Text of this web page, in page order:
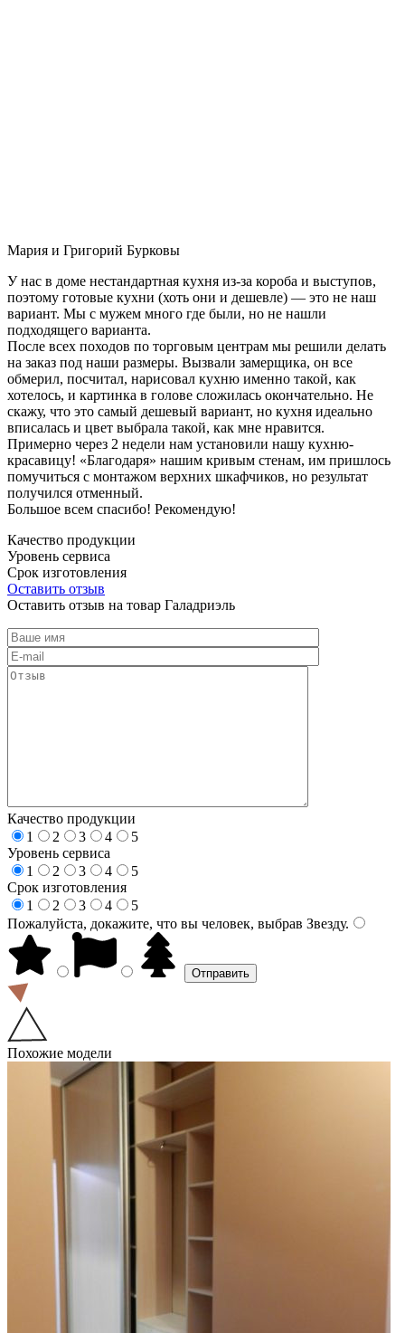
Мария и Григорий Бурковы
У нас в доме нестандартная кухня из-за короба и выступов,
поэтому готовые кухни (хоть они и дешевле) — это не наш
вариант. Мы с мужем много где были, но не нашли
подходящего варианта.
После всех походов по торговым центрам мы решили делать
на заказ под наши размеры. Вызвали замерщика, он все
обмерил, посчитал, нарисовал кухню именно такой, как
хотелось, и картинка в голове сложилась окончательно. Не
скажу, что это самый дешевый вариант, но кухня идеально
вписалась и цвет выбрала такой, как мне нравится.
Примерно через 2 недели нам установили нашу кухню-
красавицу! «Благодаря» нашим кривым стенам, им пришлось
помучиться с монтажом верхних шкафчиков, но результат
получился отменный.
Большое всем спасибо! Рекомендую!
Качество продукции
Уровень сервиса
Срок изготовления
Оставить отзыв
Оставить отзыв на товар Галадриэль
Качество продукции
1
2 3 4
5
Уровень сервиса
1
2 3 4
5
Срок изготовления
1
2 3 4
5
Пожалуйста, докажите, что вы человек, выбрав Звезду.
Похожие модели